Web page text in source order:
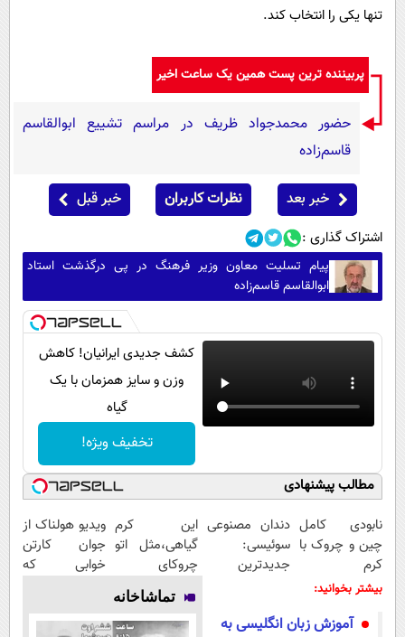
تنها یکی را انتخاب کند.
پربیننده ترین پست همین یک ساعت اخیر
حضور محمدجواد ظریف در مراسم تشییع ابوالقاسم
قاسم‌زاده
خبر بعد نظرات کاربران خبر قبل
اشتراک گذاری :
پیام تسلیت معاون وزیر فرهنگ در پی درگذشت استاد
ابوالقاسم قاسم‌زاده
کشف جدیدی ایرانیان! کاهش
وزن و سایز همزمان با یک
گیاه
تخفیف ویژه!
مطالب پیشنهادی
نابودی کامل
چین و چروک با
کرم
آلمانی۴۰٪تخفیف
دندان مصنوعی
سوئیسی:
جدیدترین
پرداخت قسطی
این کرم
گیاهی،مثل اتو
چروکای
پوستتوصاف
میکنه!50%تخفیف
ویدیو هولناک از
جوان کارتن
خوابی که
بیشتر بخوانید:
آموزش زبان انگلیسی به
تماشاخانه